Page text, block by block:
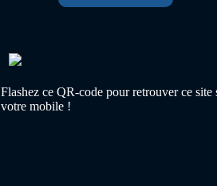
Flashez ce QR-code pour retrouver ce site
votre mobile !